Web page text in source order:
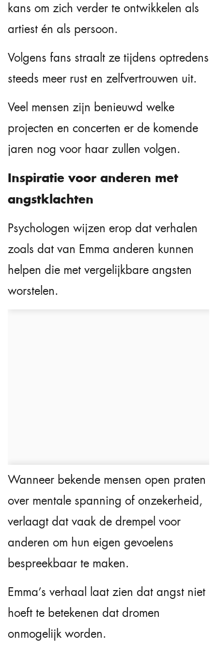
kans om zich verder te ontwikkelen als
artiest én als persoon.
Volgens fans straalt ze tijdens optredens
steeds meer rust en zelfvertrouwen uit.
Veel mensen zijn benieuwd welke
projecten en concerten er de komende
jaren nog voor haar zullen volgen.
Inspiratie voor anderen met
angstklachten
Psychologen wijzen erop dat verhalen
zoals dat van Emma anderen kunnen
helpen die met vergelijkbare angsten
worstelen.
Wanneer bekende mensen open praten
over mentale spanning of onzekerheid,
verlaagt dat vaak de drempel voor
anderen om hun eigen gevoelens
bespreekbaar te maken.
Emma’s verhaal laat zien dat angst niet
hoeft te betekenen dat dromen
onmogelijk worden.